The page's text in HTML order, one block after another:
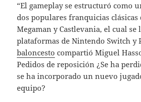
“El gameplay se estructuró como
dos populares franquicias clásicas
Megaman y Castlevania, el cual se
plataformas de Nintendo Switch y
baloncesto compartió Miguel
Pedidos de reposición ¿Se ha
se ha incorporado un nuevo
equipo?